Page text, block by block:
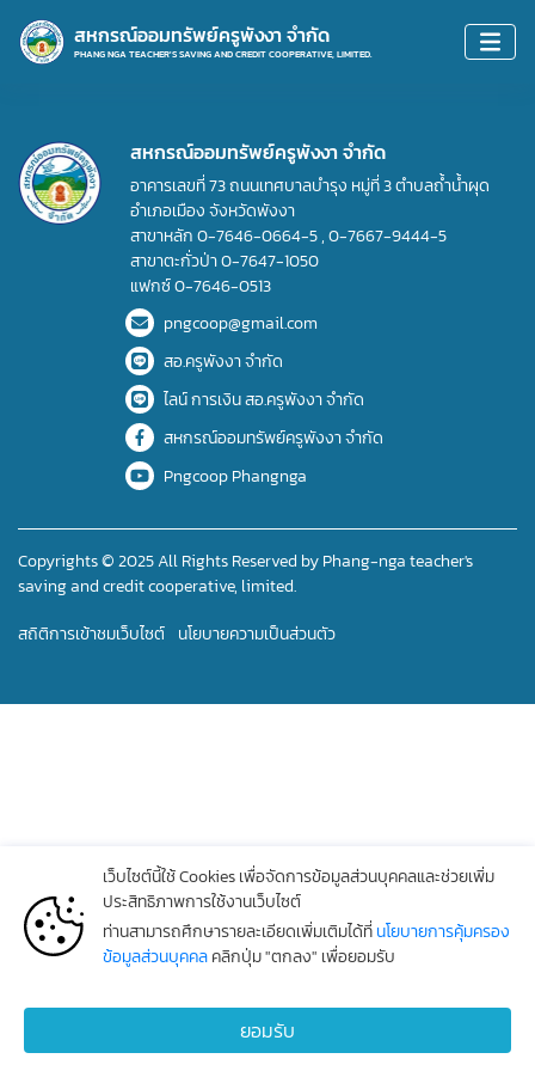
สหกรณ์ออมทรัพย์ครูพังงา จำกัด
PHANG NGA TEACHER'S SAVING AND CREDIT COOPERATIVE, LIMITED.
สหกรณ์ออมทรัพย์ครูพังงา จำกัด
อาคารเลขที่ 73 ถนนเทศบาลบำรุง หมู่ที่ 3 ตำบลถ้ำน้ำผุด
อำเภอเมือง จังหวัดพังงา
สาขาหลัก0-7646-0664-5,0-7667-9444-5
สาขาตะกั่วป่า0-7647-1050
แฟกซ์0-7646-0513
pngcoop@gmail.com
สอ.ครูพังงา จำกัด
ไลน์ การเงิน สอ.ครูพังงา จำกัด
สหกรณ์ออมทรัพย์ครูพังงา จำกัด
Pngcoop Phangnga
Copyrights © 2025 All Rights Reserved by Phang-nga teacher's
saving and credit cooperative, limited.
สถิติการเข้าชมเว็บไซต์ นโยบายความเป็นส่วนตัว
เว็บไซต์นี้ใช้ Cookies เพื่อจัดการข้อมูลส่วนบุคคลและช่วยเพิ่ม
ประสิทธิภาพการใช้งานเว็บไซต์
ท่านสามารถศึกษารายละเอียดเพิ่มเติมได้ที่นโยบายการคุ้มครอง
ข้อมูลส่วนบุคคลคลิกปุ่ม "ตกลง" เพื่อยอมรับ
ยอมรับ